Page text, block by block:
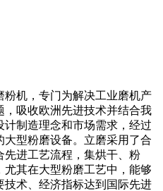
粉机，专门为解决工业磨机产
，吸收欧洲先进技术并结合我
制造理念和市场需求，经过
大型粉磨设备。立磨采用了合
先进工艺流程，集烘干、粉
尤其在大型粉磨工艺中，能够
技术、经济指标达到国际先进